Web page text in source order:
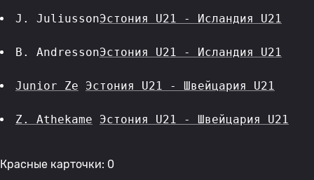
J. JuliussonЭстония U21 - Исландия U21
B. AndressonЭстония U21 - Исландия U21
Junior Ze Эстония U21 - Швейцария U21
Z. Athekame Эстония U21 - Швейцария U21
Красные карточки: 0